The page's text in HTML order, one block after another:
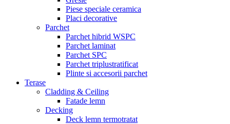
Piese speciale ceramica
Placi decorative
Parchet
Parchet hibrid WSPC
Parchet laminat
Parchet SPC
Parchet triplustratificat
Plinte si accesorii parchet
Terase
Cladding & Ceiling
Fatade lemn
Decking
Deck lemn termotratat